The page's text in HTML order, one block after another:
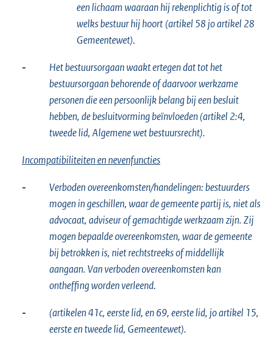
een lichaam waaraan hij rekenplichtig is of tot
welks bestuur hij hoort (artikel 58 jo artikel 28
Gemeentewet).
-
Het bestuursorgaan waakt ertegen dat tot het
bestuursorgaan behorende of daarvoor werkzame
personen die een persoonlijk belang bij een besluit
hebben, de besluitvorming beïnvloeden (artikel 2:4,
tweede lid, Algemene wet bestuursrecht).
Incompatibiliteiten en nevenfuncties
-
Verboden overeenkomsten/handelingen: bestuurders
mogen in geschillen, waar de gemeente partij is, niet als
advocaat, adviseur of gemachtigde werkzaam zijn. Zij
mogen bepaalde overeenkomsten, waar de gemeente
bij betrokken is, niet rechtstreeks of middellijk
aangaan. Van verboden overeenkomsten kan
ontheffing worden verleend.
-
(artikelen 41c, eerste lid, en 69, eerste lid, jo artikel 15,
eerste en tweede lid, Gemeentewet).